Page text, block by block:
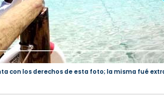
con los derechos de esta foto; la misma fué